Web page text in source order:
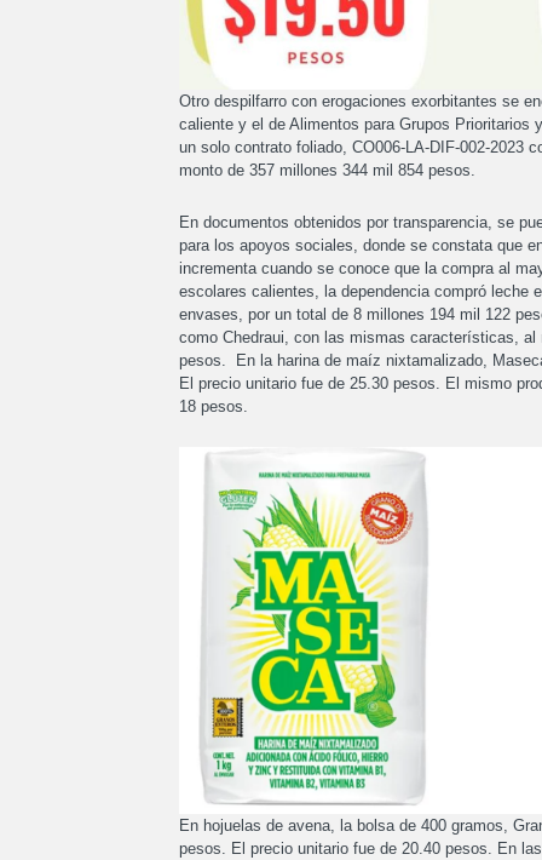
Otro despilfarro con erogaciones exorbitantes se
caliente y el de Alimentos para Grupos
un solo contrato foliado, CO006-LA-DIF-002-2023
monto de 357 millones 344 mil 854 pesos.
En documentos obtenidos por transparencia, se
para los apoyos sociales, donde se constata que
incrementa cuando se conoce que la compra al
escolares calientes, la dependencia compró leche
envases, por un total de 8 millones 194 mil 122
como Chedraui, con las mismas características,
pesos. En la harina de maíz nixtamalizado,
El precio unitario fue de 25.30 pesos. El mismo
18 pesos.
En hojuelas de avena, la bolsa de 400 gramos,
pesos. El precio unitario fue de 20.40 pesos. En